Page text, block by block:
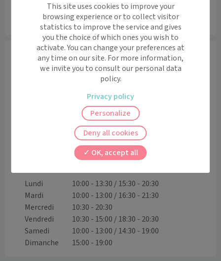
Leaflet OpenStreetMap
Informations
Présentation
Le psychologue est le spécialiste du psychisme et du
comportement humain. Il réalise des analyses et des
évaluations psychologiques de patients en souffrance
psychique afin de les aider à dépasser celle-ci. Pour
cela, il conçoit et met en place des actions
préventives et curatives comme l'écoute ou les
Lundi
10:00 - 13:30 / 15:30 - 20:30
Mardi
10:00 - 13:00 / 16:30 - 21:30
Mercredi
10:30 - 20:30
Vendredi
10:30 - 15:00 / 18:30 - 20:30
Samedi
10:00 - 13:00 / 14:30 - 19:00
Dimanche
15:00 - 19:00
This site uses cookies to improve your
browsing experience or to collect visitor
statistics to improve the service and gives
you the choice of which ones you wish to
activate. You can change your preferences at
any time on our site. For more information,
we invite you to consult our personal data
policy.
OK, accept all
Deny all cookies
Personalize
Privacy policy